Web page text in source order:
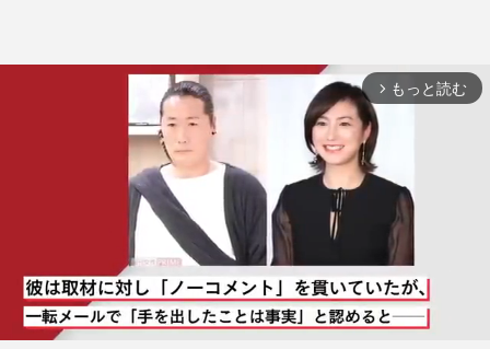
arrow_forward_ios もっと読む